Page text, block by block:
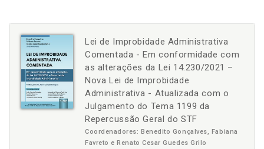
Lei de Improbidade Administrativa
Comentada - Em conformidade com
as alterações da Lei 14.230/2021 –
Nova Lei de Improbidade
Administrativa - Atualizada com o
Julgamento do Tema 1199 da
Repercussão Geral do STF
Coordenadores: Benedito Gonçalves, Fabiana
Favreto e Renato Cesar Guedes Grilo